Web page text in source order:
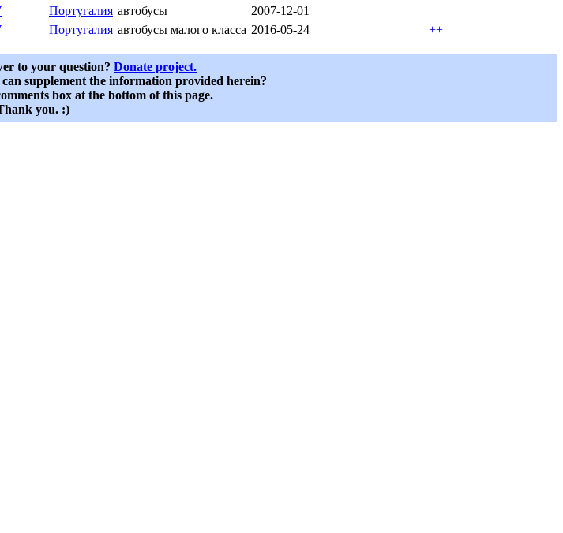
Португалия автобусы
2007-12-01
Португалия автобусы малого класса 2016-05-24 ++
to your question? Donate project.
supplement the information provided herein?
box at the bottom of this page.
you. :)